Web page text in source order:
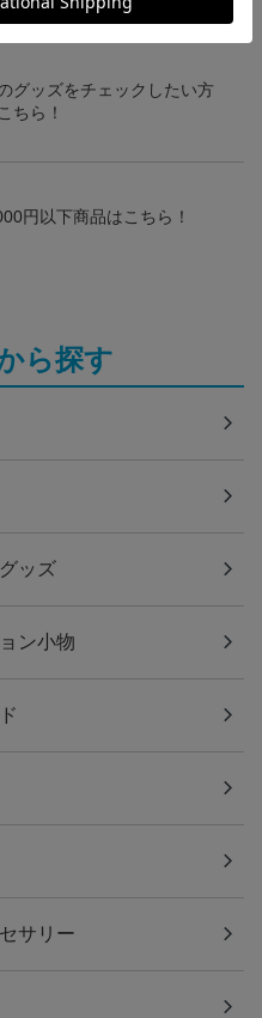
グッズをチェックしたい方
ちら！
円以下商品はこちら！
ら探す
ッズ
ン小物
サリー